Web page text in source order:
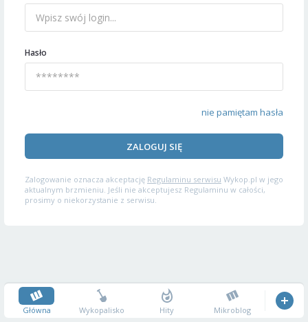
Hasło
nie pamiętam hasła
ZALOGUJ SIĘ
Zalogowanie oznacza akceptację Regulaminu serwisu Wykop.pl w jego
aktualnym brzmieniu. Jeśli nie akceptujesz Regulaminu w całości,
prosimy o niekorzystanie z serwisu.
Główna Wykopalisko Hity Mikroblog